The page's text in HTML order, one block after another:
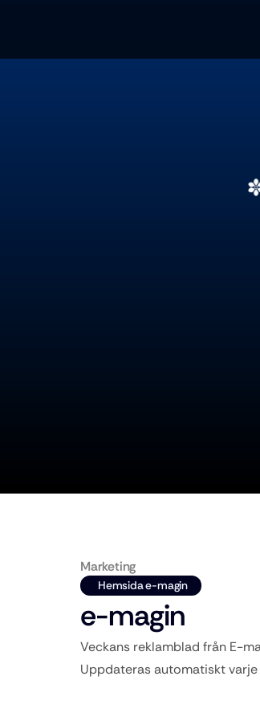
Marketing
Hemsida e-magin
e-magin
Veckans reklamblad från E-
Uppdateras automatiskt